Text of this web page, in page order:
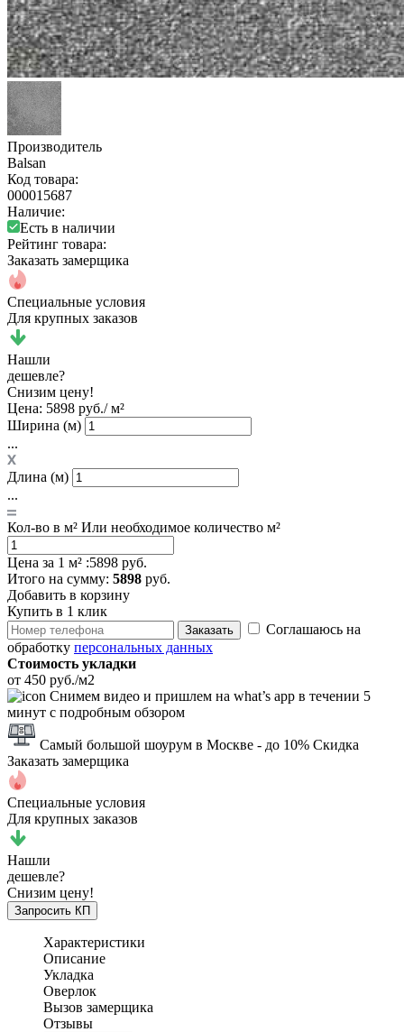
Производитель
Balsan
Код товара:
000015687
Наличие:
Есть в наличии
Рейтинг товара:
Заказать замерщика
Специальные условия
Для крупных заказов
Нашли
дешевле?
Снизим цену!
Цена: 5898 руб./ м²
Ширина (м)
...
Длина (м)
...
Кол-во в м² Или необходимое количество м²
Цена за 1 м² :5898 руб.
Итого на сумму: 5898 руб.
Добавить в корзину
Купить в 1 клик
Заказать
Соглашаюсь на
обработку персональных данных
Стоимость укладки
от 450 руб./м2
Снимем видео и пришлем на what’s app в течении 5
минут с подробным обзором
Самый большой шоурум в Москве - до 10% Скидка
Заказать замерщика
Специальные условия
Для крупных заказов
Нашли
дешевле?
Снизим цену!
Запросить КП
Характеристики
Описание
Укладка
Оверлок
Вызов замерщика
Отзывы